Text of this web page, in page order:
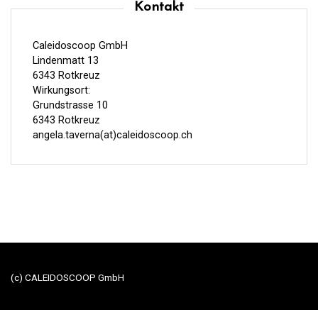
Kontakt
Caleidoscoop GmbH
Lindenmatt 13
6343 Rotkreuz
Wirkungsort:
Grundstrasse 10
6343 Rotkreuz
angela.taverna(at)caleidoscoop.ch
(c) CALEIDOSCOOP GmbH